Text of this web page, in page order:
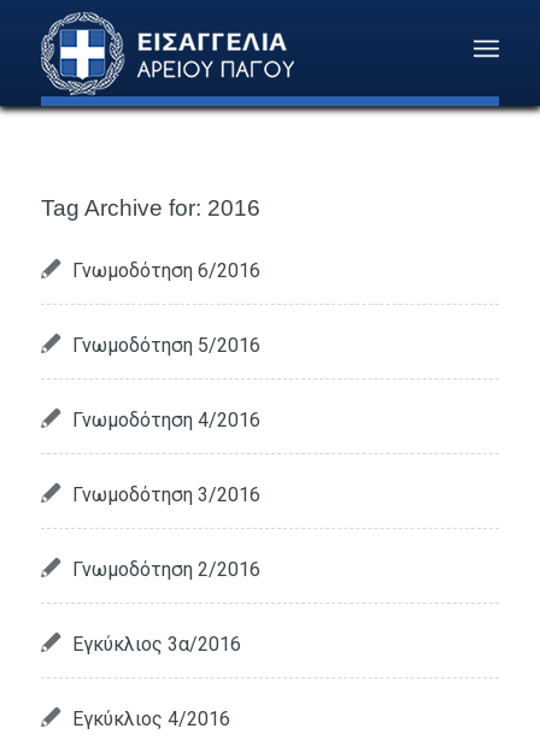
Tag Archive for: 2016
Γνωμοδότηση 6/2016
Γνωμοδότηση 5/2016
Γνωμοδότηση 4/2016
Γνωμοδότηση 3/2016
Γνωμοδότηση 2/2016
Εγκύκλιος 3α/2016
Εγκύκλιος 4/2016